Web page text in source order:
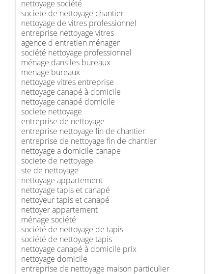
nettoyage société
societe de nettoyage chantier
nettoyage de vitres professionnel
entreprise nettoyage vitres
agence d entretien ménager
société nettoyage professionnel
ménage dans les bureaux
menage bureaux
nettoyage vitres entreprise
nettoyage canapé à domicile
nettoyage canapé domicile
societe nettoyage
entreprise de nettoyage
entreprise nettoyage fin de chantier
entreprise de nettoyage fin de chantier
nettoyage a domicile canape
societe de nettoyage
ste de nettoyage
nettoyage appartement
nettoyage tapis et canapé
nettoyeur tapis et canapé
nettoyer appartement
ménage société
société de nettoyage de tapis
société de nettoyage tapis
nettoyage canapé à domicile prix
nettoyage domicile
entreprise de nettoyage maison particulier